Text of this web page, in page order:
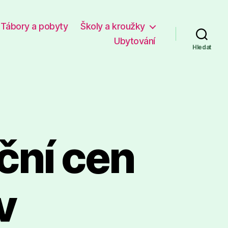
Tábory a pobyty
Školy a kroužky
Ubytování
Hledat
cen